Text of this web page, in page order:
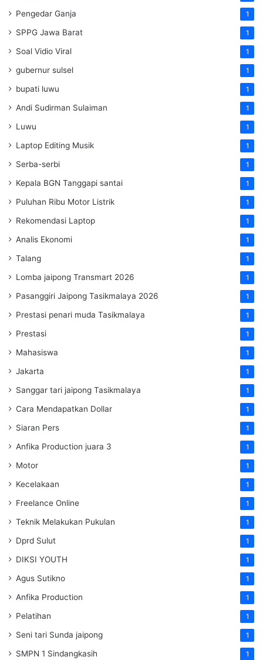
Pengedar Ganja 1
SPPG Jawa Barat 1
Soal Vidio Viral 1
gubernur sulsel 1
bupati luwu 1
Andi Sudirman Sulaiman 1
Luwu 1
Laptop Editing Musik 1
Serba-serbi 1
Kepala BGN Tanggapi santai 1
Puluhan Ribu Motor Listrik 1
Rekomendasi Laptop 1
Analis Ekonomi 1
Talang 1
Lomba jaipong Transmart 2026 1
Pasanggiri Jaipong Tasikmalaya 2026 1
Prestasi penari muda Tasikmalaya 1
Prestasi 1
Mahasiswa 1
Jakarta 1
Sanggar tari jaipong Tasikmalaya 1
Cara Mendapatkan Dollar 1
Siaran Pers 1
Anfika Production juara 3 1
Motor 1
Kecelakaan 1
Freelance Online 1
Teknik Melakukan Pukulan 1
Dprd Sulut 1
DIKSI YOUTH 1
Agus Sutikno 1
Anfika Production 1
Pelatihan 1
Seni tari Sunda jaipong 1
SMPN 1 Sindangkasih 1